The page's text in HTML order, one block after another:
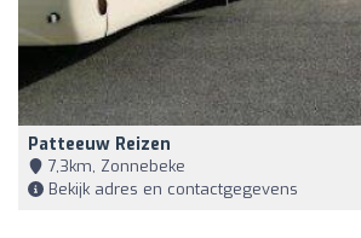
Patteeuw Reizen
7,3km, Zonnebeke
Bekijk adres en contactgegevens